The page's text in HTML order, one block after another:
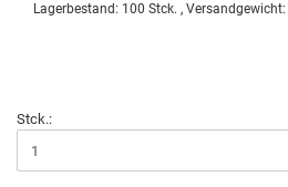
Lagerbestand: 100 Stck. , Versandgewicht:
Stck.: